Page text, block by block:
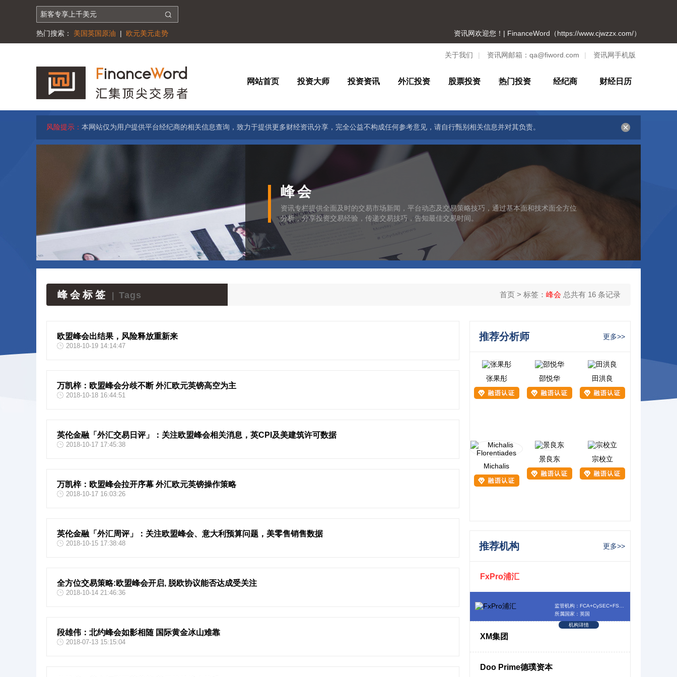
热门搜索： 美国英国原油 | 欧元美元走势 资讯网欢迎您！| FinanceWord（https://www.cjwzzx.com/）
关于我们 | 资讯网邮箱： qa@fiword.com | 资讯网手机版
网站首页 投资大师 投资资讯 外汇投资 股票投资 热门投资 经纪商 财经日历
风险提示： 本网站仅为用户提供平台经纪商的相关信息查询，致力于提供更多财经资讯分享，完全公益不构成任何参考意见，请自行甄别相关信息并对其负责。
峰会
资讯专栏提供全面及时的交易市场新闻，平台动态及交易策略技巧，通过基本面和技术面全方位
分析，分享投资交易经验，传递交易技巧，告知最佳交易时间。
峰会标签 Tags 首页 > 标签： 峰会 总共有 16 条记录
欧盟峰会出结果，风险释放重新来
2018-10-19 14:14:47
万凯梓：欧盟峰会分歧不断 外汇欧元英镑高空为主
2018-10-18 16:44:51
英伦金融「外汇交易日评」：关注欧盟峰会相关消息，英CPI及美建筑许可数据
2018-10-17 17:45:38
万凯梓：欧盟峰会拉开序幕 外汇欧元英镑操作策略
2018-10-17 16:03:26
英伦金融「外汇周评」：关注欧盟峰会、意大利预算问题，美零售销售数据
2018-10-15 17:38:48
全方位交易策略:欧盟峰会开启, 脱欧协议能否达成受关注
2018-10-14 21:46:36
段雄伟：北约峰会如影相随 国际黄金冰山难靠
2018-07-13 15:15:04
推荐分析师 更多>>
张果彤 邵悦华 田洪良
Michalis
景良东 宗校立
推荐机构 更多>>
FxPro浦汇
所属国家：英国
机构详情
XM集团
Doo Prime德璞资本